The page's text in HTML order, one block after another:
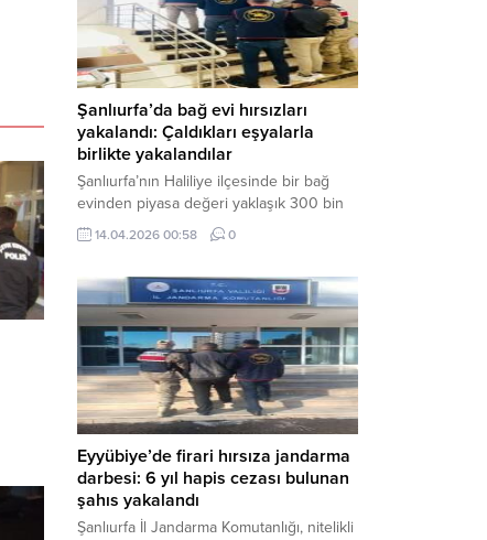
Mesleki...
Şanlıurfa’da bağ evi hırsızları
yakalandı: Çaldıkları eşyalarla
birlikte yakalandılar
Şanlıurfa’nın Haliliye ilçesinde bir bağ
evinden piyasa değeri yaklaşık 300 bin
TL olan eşyaları çalan şüpheliler,
jandarmanın başarılı operasyonuyla
şüpheliden 2’si tutuklanarak cezaevine
gönderildi. Haber Merkezi – Şanlıurfa İl
Jandarma Komutanlığı, “Faili Meçhul
Hırsızlık Olaylarının Aydınlatılmasına”
yönelik yürüttüğü çalışmalar kapsamında
önemli bir başarıya daha...
14.04.2026 00:58 0
Eyyübiye’de firari hırsıza jandarma
darbesi: 6 yıl hapis cezası bulunan
şahıs yakalandı
Şanlıurfa İl Jandarma Komutanlığı, nitelikli